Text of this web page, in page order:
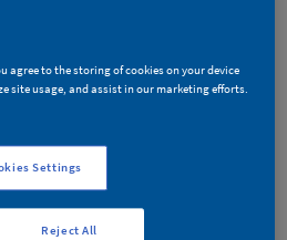
agree to the storing of cookies on your device
site usage, and assist in our marketing efforts.
Settings
Reject All